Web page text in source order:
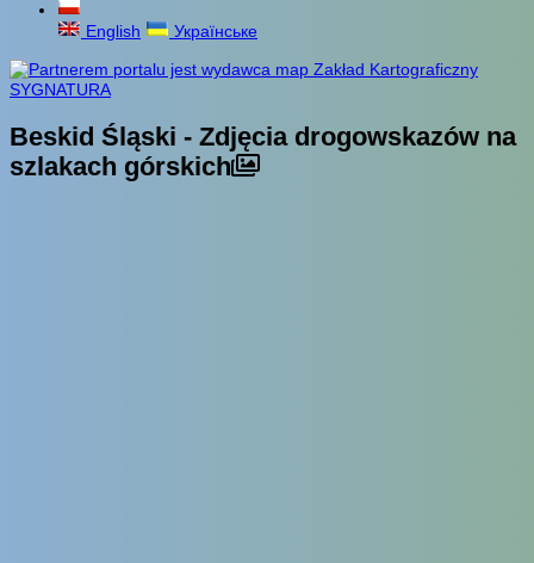
English Українське
Beskid Śląski - Zdjęcia drogowskazów na
szlakach górskich